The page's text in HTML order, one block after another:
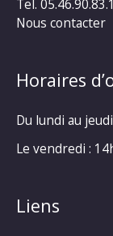
Tel.
Nous contacter
Horaires
Du lundi au
Le vendredi :
Liens